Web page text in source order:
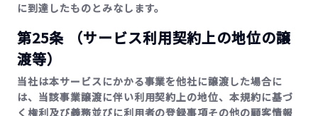
に到達したものとみなします。
第25条 （サービス利用契約上の地位の譲
渡等）
当社は本サービスにかかる事業を他社に譲渡した場合に
は、当該事業譲渡に伴い利用契約上の地位、本規約に基づ
く権利及び義務並びに利用者の登録事項その他の顧客情報